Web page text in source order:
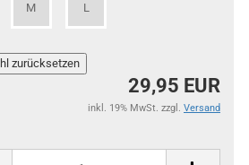
M L
29,95 EUR
inkl. 19% MwSt. zzgl. Versand